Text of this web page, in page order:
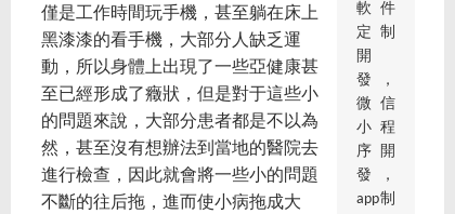
僅是工作時間玩手機，甚至躺在床上
黑漆漆的看手機，大部分人缺乏運
動，所以身體上出現了一些亞健康甚
至已經形成了癥狀，但是對于這些小
的問題來說，大部分患者都是不以為
然，甚至沒有想辦法到當地的醫院去
進行檢查，因此就會將一些小的問題
不斷的往后拖，進而使小病拖成大
軟件
定制
開
發，
微信
小程
序開
發，
app制